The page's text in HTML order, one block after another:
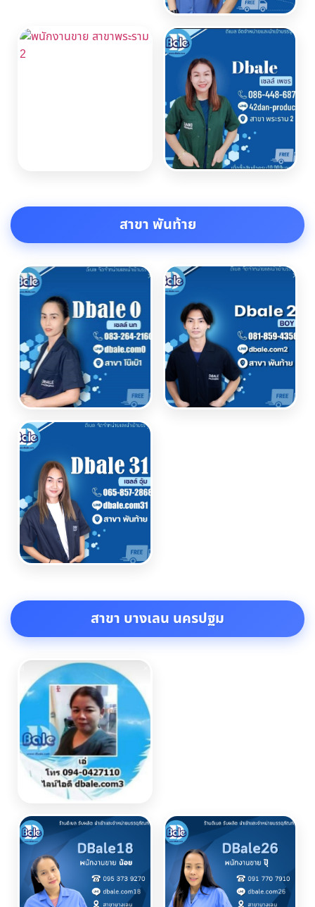
สาขา พันท้าย
สาขา บางเลน นครปฐม